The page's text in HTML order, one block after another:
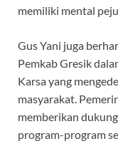
memiliki mental
Gus Yani juga
Pemkab Gresik
Karsa yang
masyarakat.
memberikan
program-program